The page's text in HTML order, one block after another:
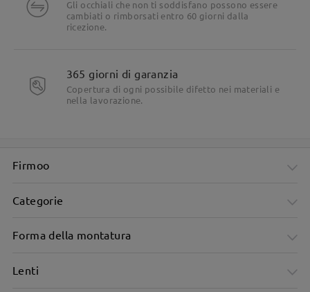
Gli occhiali che non ti soddisfano possono essere
cambiati o rimborsati entro 60 giorni dalla
ricezione.
365 giorni di garanzia
Copertura di ogni possibile difetto nei materiali e
nella lavorazione.
Firmoo
Categorie
Forma della montatura
Lenti